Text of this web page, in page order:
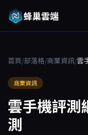
蜂巢雲端
首頁/部落格/商業資訊/雲
商業資訊
雲手機評測
測